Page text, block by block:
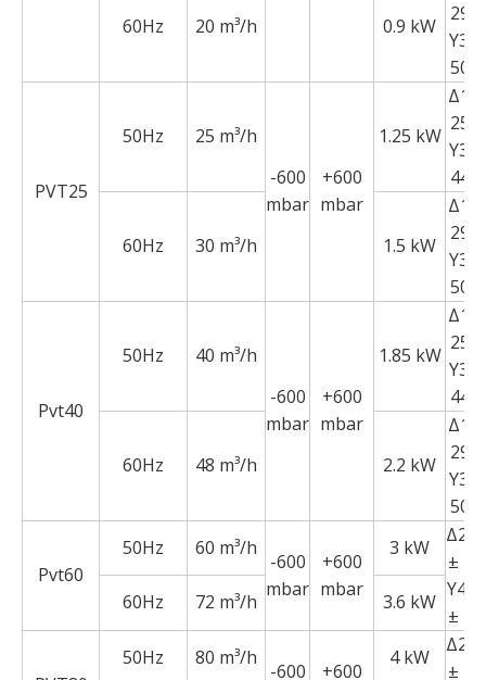
60Hz 20 m³/h 0.9 kW
290
500
PVT25
50Hz
25 m³/h
-600
mbar
+600
mbar
1.25 kW
255
440
60Hz 30 m³/h 1.5 kW
290
500
Pvt40
50Hz
40 m³/h
-600
mbar
+600
mbar
1.85 kW
255
440
60Hz 48 m³/h 2.2 kW
290
500
Pvt60
50Hz 60 m³/h
-600
mbar
+600
mbar
3 kW
±
±
60Hz 72 m³/h 3.6 kW
50Hz 80 m³/h
-600 +600
4 kW
±